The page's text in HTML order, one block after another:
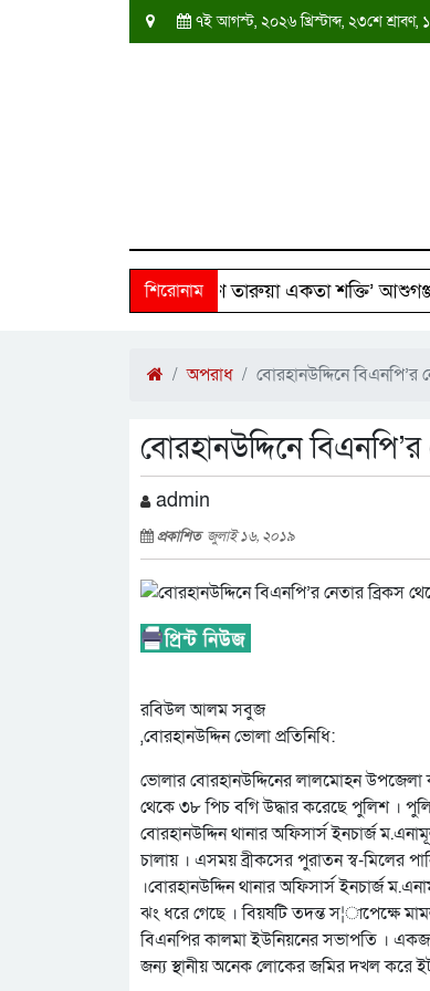
৭ই আগস্ট, ২০২৬ খ্রিস্টাব্দ, ২৩শে
শিরোনাম
পরিবারের পাশে ‘দক্ষিণ তারুয়া একতা শক্তি’ আশুগঞ্জ,
অপরাধ বোরহানউদ্দিনে বিএনপি’র
বোরহানউদ্দিনে
admin
প্রকাশিত জুলাই ১৬, ২০১৯
রবিউল আলম সবুজ
,বোরহানউদ্দিন ভোলা প্রতিনিধি:
ভোলার বোরহানউদ্দিনের লালমোহন উপজেলা
থেকে ৩৮ পিচ বগি উদ্ধার করেছে পুলিশ ।
বোরহানউদ্দিন থানার অফিসার্স ইনচার্জ
চালায় । এসময় ব্রীকসের পুরাতন স্ব-মিলের
।বোরহানউদ্দিন থানার অফিসার্স ইনচার্জ
ঝং ধরে গেছে । বিয়ষটি তদন্ত স¦াপেক্ষে
বিএনপির কালমা ইউনিয়নের সভাপতি । একজন
জন্য স্থানীয় অনেক লোকের জমির দখল করে